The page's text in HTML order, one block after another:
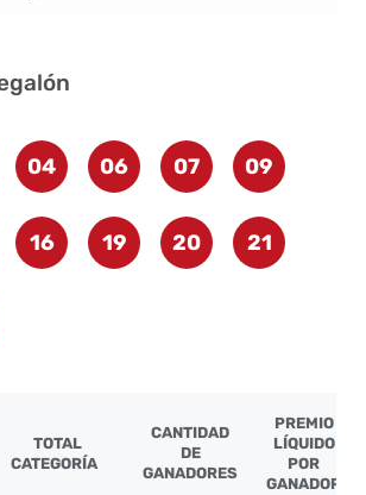
04 06 07 09
16 19 20 21
TOTAL
CATEGORÍA
CANTIDAD
DE
GANADORES
PREMIO
LÍQUIDO
POR
GANADOR